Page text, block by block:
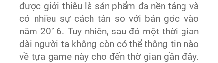
được giới thiêu là sản phẩm đa nền tảng và
có nhiều sự cách tân so với bản gốc vào
năm 2016. Tuy nhiên, sau đó một thời gian
dài người ta không còn có thể thông tin nào
về tựa game này cho đến thờ gian gần đây.